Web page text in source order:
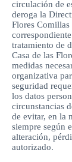
circulación de
deroga la
Flores Comillas
tratamiento de
Casa de las
medidas
organizativa
seguridad
los datos
circunstancias
de evitar, en la
siempre según
alteración,
autorizado.